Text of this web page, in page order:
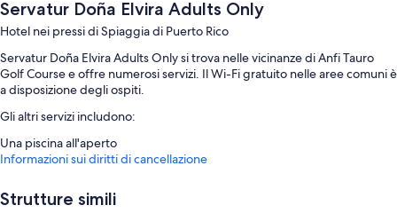
Servatur Doña Elvira Adults Only
Hotel nei pressi di Spiaggia di Puerto Rico
Servatur Doña Elvira Adults Only si trova nelle vicinanze di Anfi Tauro
Golf Course e offre numerosi servizi. Il Wi-Fi gratuito nelle aree comuni è
a disposizione degli ospiti.
Gli altri servizi includono:
Una piscina all'aperto
Tutte le camere di Servatur Doña Elvira Adults Only vantano comodità
Informazioni sui diritti di cancellazione
Strutture simili